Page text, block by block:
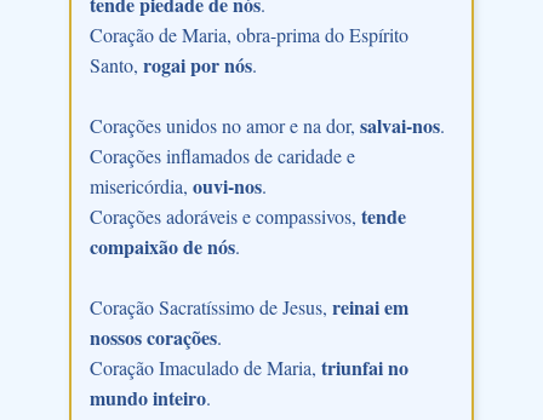
Coração de Maria, obra-prima do Espírito
Santo, rogai por nós.
Corações unidos no amor e na dor, salvai-nos.
Corações inflamados de caridade e
misericórdia, ouvi-nos.
Corações adoráveis e compassivos, tende
compaixão de nós.
Coração Sacratíssimo de Jesus, reinai em
nossos corações.
Coração Imaculado de Maria, triunfai no
mundo inteiro.